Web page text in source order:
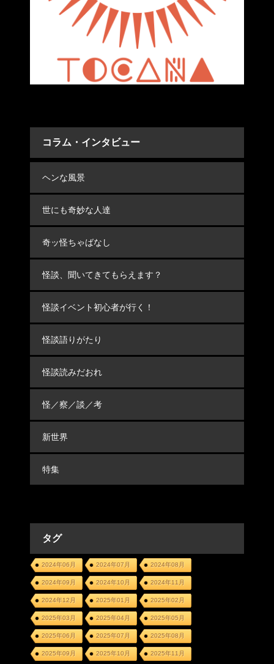
コラム・インタビュー
ヘンな風景
世にも奇妙な人達
奇ッ怪ちゃばなし
怪談、聞いてきてもらえます？
怪談イベント初心者が行く！
怪談語りがたり
怪談読みだおれ
怪／察／談／考
新世界
特集
タグ
2024年06月 2024年07月 2024年08月
2024年09月 2024年10月 2024年11月
2024年12月 2025年01月 2025年02月
2025年03月 2025年04月 2025年05月
2025年06月 2025年07月 2025年08月
2025年09月 2025年10月 2025年11月